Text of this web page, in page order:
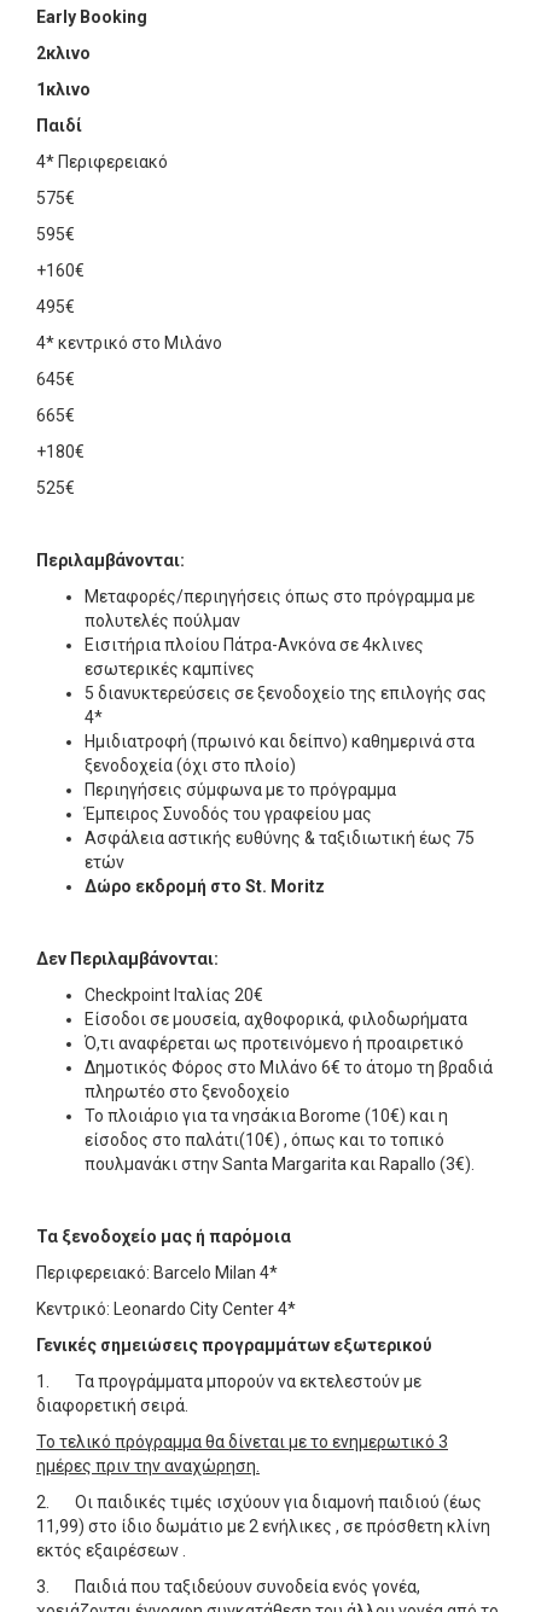
Early Booking
2κλινο
1κλινο
Παιδί
4* Περιφερειακό
575€
595€
+160€
495€
4* κεντρικό στο Μιλάνο
645€
665€
+180€
525€
Περιλαμβάνονται:
Μεταφορές/περιηγήσεις όπως στο πρόγραμμα με
πολυτελές πούλμαν
Εισιτήρια πλοίου Πάτρα-Ανκόνα σε 4κλινες
εσωτερικές καμπίνες
5 διανυκτερεύσεις σε ξενοδοχείο της επιλογής σας
4*
Ημιδιατροφή (πρωινό και δείπνο) καθημερινά στα
ξενοδοχεία (όχι στο πλοίο)
Περιηγήσεις σύμφωνα με το πρόγραμμα
Έμπειρος Συνοδός του γραφείου μας
Ασφάλεια αστικής ευθύνης & ταξιδιωτική έως 75
ετών
Δώρο εκδρομή στο St. Moritz
Δεν Περιλαμβάνονται:
Checkpoint Iταλίας 20€
Είσοδοι σε μουσεία, αχθοφορικά, φιλοδωρήματα
Ό,τι αναφέρεται ως προτεινόμενο ή προαιρετικό
Δημοτικός Φόρος στο Μιλάνο 6€ το άτομο τη βραδιά
πληρωτέο στο ξενοδοχείο
Το πλοιάριο για τα νησάκια Borome (10€) και η
είσοδος στο παλάτι(10€) , όπως και το τοπικό
πουλμανάκι στην Santa Margarita και Rapallo (3€).
Τα ξενοδοχείο μας ή παρόμοια
Περιφερειακό: Barcelo Milan 4*
Κεντρικό: Leonardo City Center 4*
Γενικές σημειώσεις προγραμμάτων εξωτερικού
1. Τα προγράμματα μπορούν να εκτελεστούν με
διαφορετική σειρά.
Το τελικό πρόγραμμα θα δίνεται με το ενημερωτικό 3
ημέρες πριν την αναχώρηση.
2. Οι παιδικές τιμές ισχύουν για διαμονή παιδιού (έως
11,99) στο ίδιο δωμάτιο με 2 ενήλικες , σε πρόσθετη κλίνη
εκτός εξαιρέσεων .
3. Παιδιά που ταξιδεύουν συνοδεία ενός γονέα,